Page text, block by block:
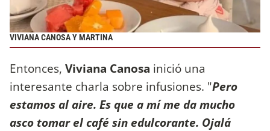
VIVIANA CANOSA Y MARTINA
Entonces, Viviana Canosa inició una
interesante charla sobre infusiones. "Pero
estamos al aire. Es que a mí me da mucho
asco tomar el café sin edulcorante. Ojalá